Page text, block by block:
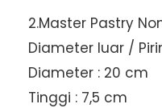
2.Master Pastry
Diameter luar /
Diameter : 20 cm
Tinggi : 7,5 cm